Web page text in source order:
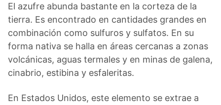
El azufre abunda bastante en la corteza de la
tierra. Es encontrado en cantidades grandes en
combinación como sulfuros y sulfatos. En su
forma nativa se halla en áreas cercanas a zonas
volcánicas, aguas termales y en minas de galena,
cinabrio, estibina y esfaleritas.
En Estados Unidos, este elemento se extrae a